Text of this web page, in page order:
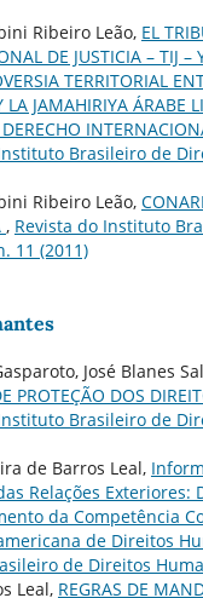
Ribeiro Leão, EL
DE JUSTICIA – TIJ –
TERRITORIAL
LA JAMAHIRIYA ÁRABE
Brasileiro de
Ribeiro Leão,
, Revista do Instituto
11 (2011)
José Blanes
PROTEÇÃO DOS
Brasileiro de
de Barros Leal,
Relações Exteriores:
da Competência
de Direitos
de Direitos
Leal, REGRAS DE